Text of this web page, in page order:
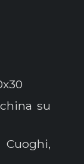
su